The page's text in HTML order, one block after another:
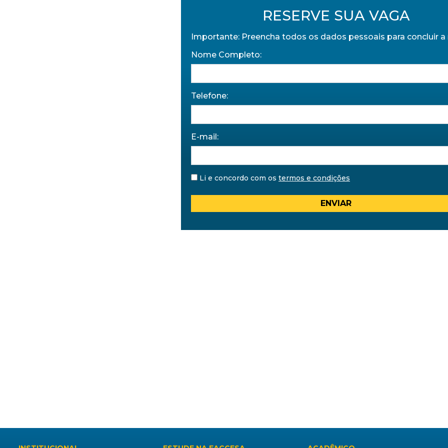
RESERVE SUA VAGA
Importante: Preencha todos os dados pessoais para concluir a
Nome Completo:
Telefone:
E-mail:
Li e concordo com os termos e condições
ENVIAR